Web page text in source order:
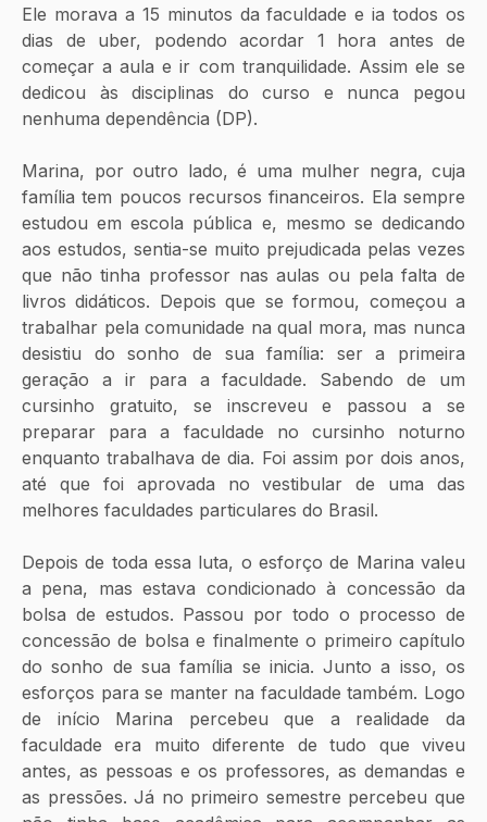
Ele morava a 15 minutos da faculdade e ia todos os
dias de uber, podendo acordar 1 hora antes de
começar a aula e ir com tranquilidade. Assim ele se
dedicou às disciplinas do curso e nunca pegou
nenhuma dependência (DP).
Marina, por outro lado, é uma mulher negra, cuja
família tem poucos recursos financeiros. Ela sempre
estudou em escola pública e, mesmo se dedicando
aos estudos, sentia-se muito prejudicada pelas vezes
que não tinha professor nas aulas ou pela falta de
livros didáticos. Depois que se formou, começou a
trabalhar pela comunidade na qual mora, mas nunca
desistiu do sonho de sua família: ser a primeira
geração a ir para a faculdade. Sabendo de um
cursinho gratuito, se inscreveu e passou a se
preparar para a faculdade no cursinho noturno
enquanto trabalhava de dia. Foi assim por dois anos,
até que foi aprovada no vestibular de uma das
melhores faculdades particulares do Brasil.
Depois de toda essa luta, o esforço de Marina valeu
a pena, mas estava condicionado à concessão da
bolsa de estudos. Passou por todo o processo de
concessão de bolsa e finalmente o primeiro capítulo
do sonho de sua família se inicia. Junto a isso, os
esforços para se manter na faculdade também. Logo
de início Marina percebeu que a realidade da
faculdade era muito diferente de tudo que viveu
antes, as pessoas e os professores, as demandas e
as pressões. Já no primeiro semestre percebeu que